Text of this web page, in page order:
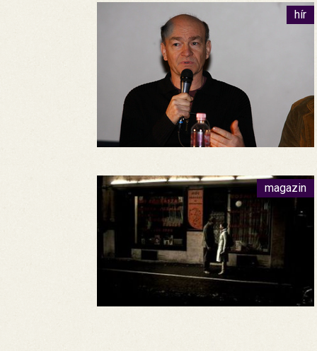
hír
magazin